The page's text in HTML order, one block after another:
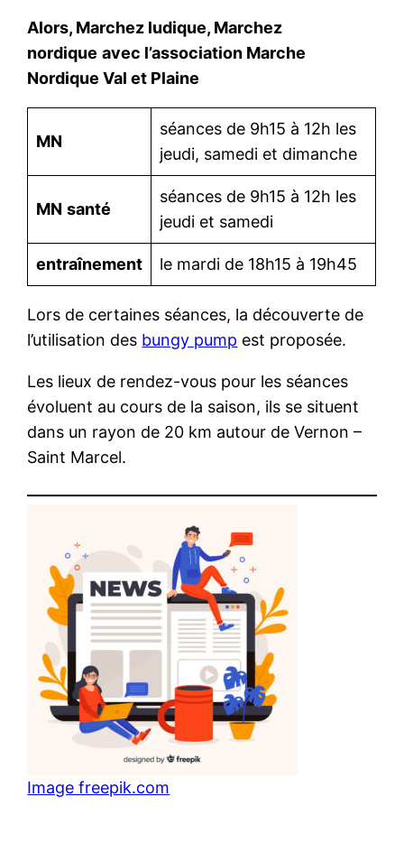
Alors, Marchez ludique, Marchez
nordique avec l’association Marche
Nordique Val et Plaine
MN
séances de 9h15 à 12h les
jeudi, samedi et dimanche
MN santé
séances de 9h15 à 12h les
jeudi et samedi
entraînement le mardi de 18h15 à 19h45
Lors de certaines séances, la découverte de
l’utilisation des bungy pump est proposée.
Les lieux de rendez-vous pour les séances
évoluent au cours de la saison, ils se situent
dans un rayon de 20 km autour de Vernon –
Saint Marcel.
Image freepik.com